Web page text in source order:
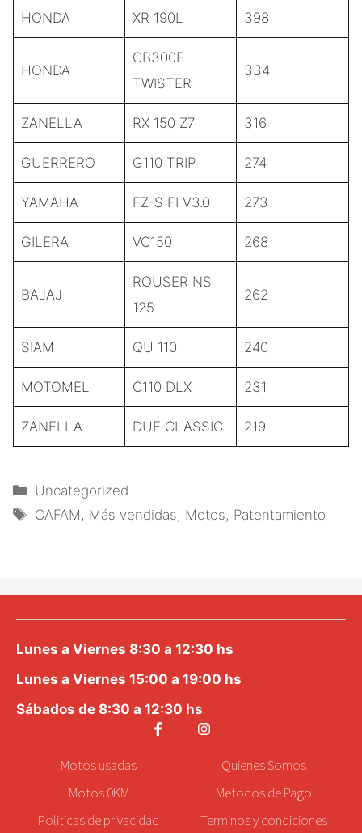
HONDA XR 190L 398
HONDA
CB300F
TWISTER
334
ZANELLA RX 150 Z7 316
GUERRERO G110 TRIP 274
YAMAHA FZ-S FI V3.0 273
GILERA VC150 268
BAJAJ
ROUSER NS
125
262
SIAM QU 110 240
MOTOMEL C110 DLX 231
ZANELLA DUE CLASSIC 219
Categorías
Uncategorized
Etiquetas
CAFAM , Más vendidas, Motos, Patentamiento
Lunes a Viernes 8:30 a 12:30 hs
Lunes a Viernes 15:00 a 19:00 hs
Sábados de 8:30 a 12:30 hs
Motosusadas
Motos 0KM
Politicas de privacidad
Quienes Somos
Metodos de Pago
Terminos y condiciones